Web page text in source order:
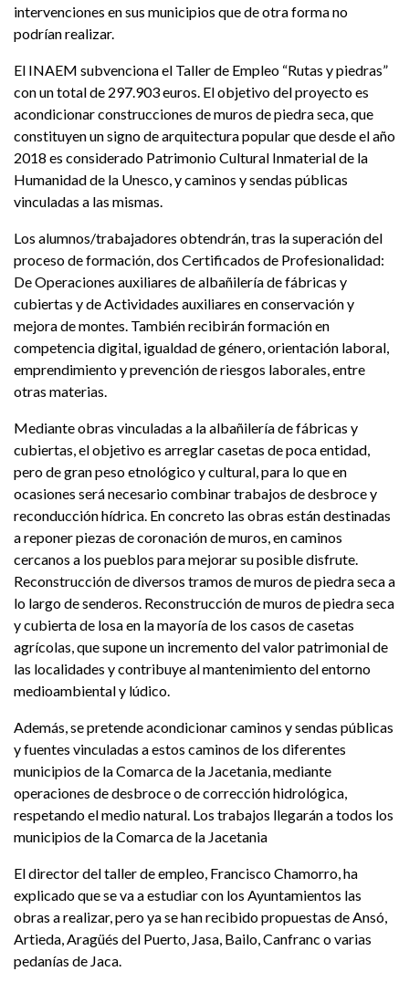
intervenciones en sus municipios que de otra forma no
podrían realizar.
El INAEM subvenciona el Taller de Empleo “Rutas y piedras”
con un total de 297.903 euros. El objetivo del proyecto es
acondicionar construcciones de muros de piedra seca, que
constituyen un signo de arquitectura popular que desde el año
2018 es considerado Patrimonio Cultural Inmaterial de la
Humanidad de la Unesco, y caminos y sendas públicas
vinculadas a las mismas.
Los alumnos/trabajadores obtendrán, tras la superación del
proceso de formación, dos Certificados de Profesionalidad:
De Operaciones auxiliares de albañilería de fábricas y
cubiertas y de Actividades auxiliares en conservación y
mejora de montes. También recibirán formación en
competencia digital, igualdad de género, orientación laboral,
emprendimiento y prevención de riesgos laborales, entre
otras materias.
Mediante obras vinculadas a la albañilería de fábricas y
cubiertas, el objetivo es arreglar casetas de poca entidad,
pero de gran peso etnológico y cultural, para lo que en
ocasiones será necesario combinar trabajos de desbroce y
reconducción hídrica. En concreto las obras están destinadas
a reponer piezas de coronación de muros, en caminos
cercanos a los pueblos para mejorar su posible disfrute.
Reconstrucción de diversos tramos de muros de piedra seca a
lo largo de senderos. Reconstrucción de muros de piedra seca
y cubierta de losa en la mayoría de los casos de casetas
agrícolas, que supone un incremento del valor patrimonial de
las localidades y contribuye al mantenimiento del entorno
medioambiental y lúdico.
Además, se pretende acondicionar caminos y sendas públicas
y fuentes vinculadas a estos caminos de los diferentes
municipios de la Comarca de la Jacetania, mediante
operaciones de desbroce o de corrección hidrológica,
respetando el medio natural. Los trabajos llegarán a todos los
municipios de la Comarca de la Jacetania
El director del taller de empleo, Francisco Chamorro, ha
explicado que se va a estudiar con los Ayuntamientos las
obras a realizar, pero ya se han recibido propuestas de Ansó,
Artieda, Aragüés del Puerto, Jasa, Bailo, Canfranc o varias
pedanías de Jaca.